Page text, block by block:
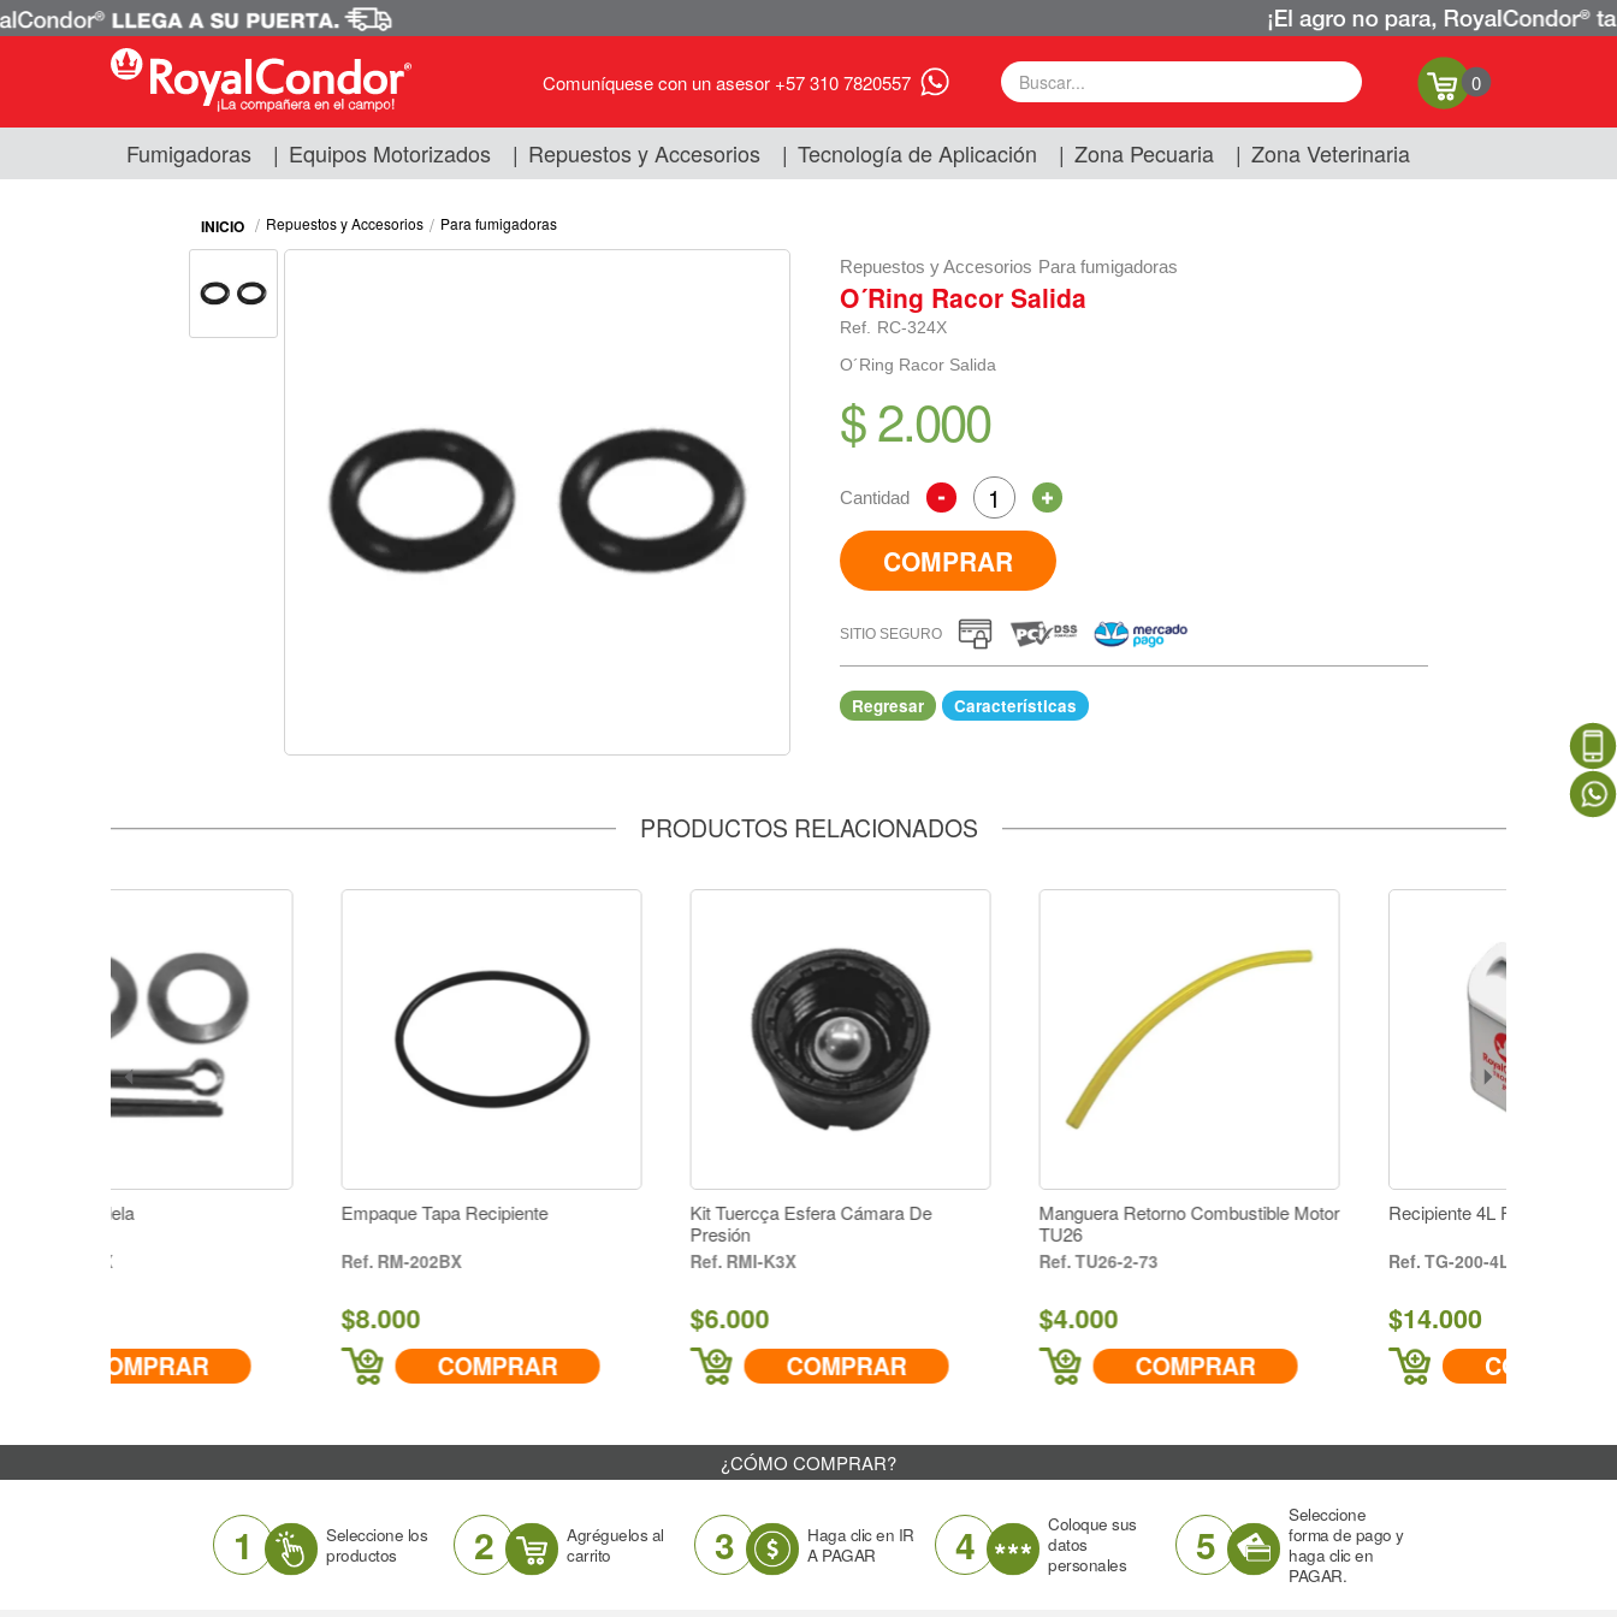
Comuníquese con un asesor +57 310 7820557 0
Fumigadoras
Respuestos y Accesorios
Tecnología de Aplicación
Fumigadoras | Equipos Motorizados | Repuestos y Accesorios | Tecnología de Aplicación | Zona Pecuaria | Zona Veterinaria
Repuestos y Accesorios Para fumigadoras
Repuestos y Accesorios Para fumigadoras
O´Ring Racor Salida
Ref. RC-324X
O´Ring Racor Salida
$ 2.000
Cantidad
COMPRAR
SITIO SEGURO
Regresar Características
IR A COMPRAR
PRODUCTOS RELACIONADOS
Empaque Tapa Recipiente
COMPRAR
Kit Tuercça Esfera Cámara De
COMPRAR
Manguera Retorno Combustible Motor
COMPRAR
Recipiente 4L Fumigadora Trombón
COMPRAR
¿CÓMO COMPRAR?
1
Seleccione los
productos
2
Agréguelos al
carrito
3
Haga clic en IR
A PAGAR
4
Coloque sus
datos
personales
5
Seleccione
forma de pago y
haga clic en
PAGAR.